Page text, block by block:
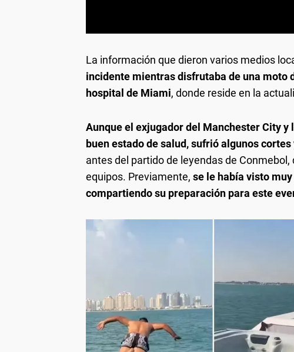
La información que dieron varios medios
incidente mientras disfrutaba de una moto
hospital de Miami, donde reside en la
Aunque el exjugador del Manchester City
buen estado de salud, sufrió algunos cortes
antes del partido de leyendas de
equipos. Previamente, se le había visto
compartiendo su preparación para este